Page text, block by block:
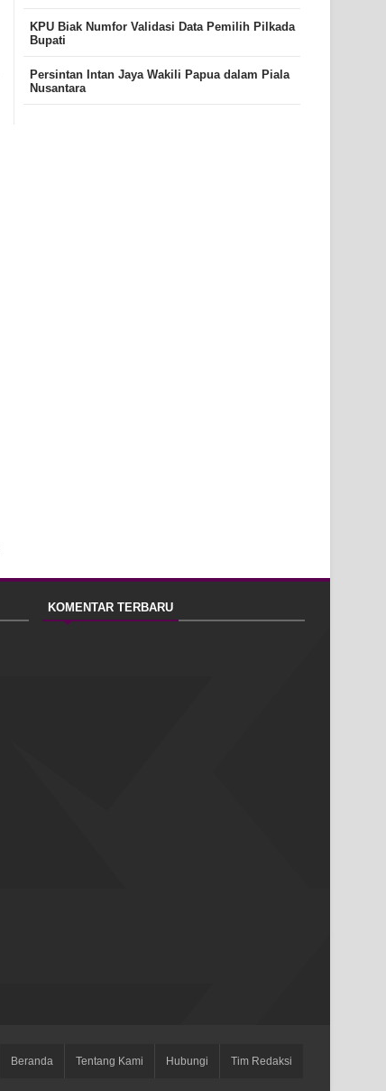
KPU Biak Numfor Validasi Data Pemilih Pilkada
Bupati
Persintan Intan Jaya Wakili Papua dalam Piala
Nusantara
KOMENTAR TERBARU
Beranda Tentang Kami Hubungi Tim Redaksi